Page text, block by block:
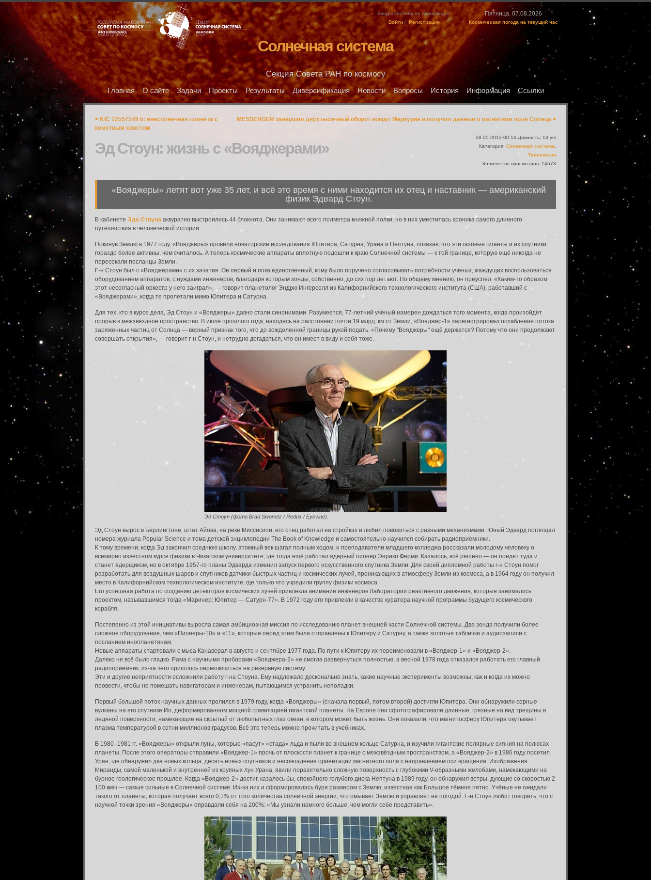
Пятница, 07.08.2026
Космическая погода на текущий час
Вход в систему не произведен
Войти / Регистрация
Солнечная система
Секция Совета РАН по космосу
Главная О сайте Задачи Проекты Результаты Диверсификация Новости Вопросы История Информация Ссылки
MESSENGER завершил двухтысячный оборот вокруг Меркурия и получил данные о магнитном поле Солнца >
< KIC 12557548 b: внесолнечная планета с
кометным хвостом
28.05.2013 00:14 Давность: 13 yrs
Категория: Солнечная система
Технологии
Количество просмотров: 14573
Эд Стоун: жизнь с «Вояджерами»
«Вояджеры» летят вот уже 35 лет, и всё это время с ними находится их отец и наставник — американский
физик Эдвард Стоун.
В кабинете Эда Стоуна аккуратно выстроились 44 блокнота. Они занимают всего полметра книжной полки, но в них уместилась хроника самого длинного
путешествия в человеческой истории.
Покинув Землю в 1977 году, «Вояджеры» провели новаторские исследования Юпитера, Сатурна, Урана и Нептуна, показав, что эти газовые гиганты и их спутники
гораздо более активны, чем считалось. А теперь космические аппараты вплотную подошли к краю Солнечной системы — к той границе, которую ещё никогда не
пересекали посланцы Земли.
Г-н Стоун был с «Вояджерами» с их зачатия. Он первый и пока единственный, кому было поручено согласовывать потребности учёных, жаждущих воспользоваться
оборудованием аппаратов, с нуждами инженеров, благодаря которым зонды, собственно, до сих пор летают. По общему мнению, он преуспел. «Каким-то образом
этот несогласный оркестр у него заиграл», — говорит планетолог Эндрю Ингерсолл из Калифорнийского технологического института (США), работавший с
«Вояджерами», когда те пролетали мимо Юпитера и Сатурна.
Для тех, кто в курсе дела, Эд Стоун и «Вояджеры» давно стали синонимами. Разумеется, 77-летний учёный намерен дождаться того момента, когда произойдёт
прорыв в межзвёздное пространство. В июле прошлого года, находясь на расстоянии почти 19 млрд. км от Земли, «Вояджер-1» зарегистрировал ослабление потока
заряженных частиц от Солнца — верный признак того, что до вожделенной границы рукой подать. «Почему "Вояджеры" ещё держатся? Потому что они продолжают
совершать открытия», — говорит г-н Стоун, и нетрудно догадаться, что он имеет в виду и себя тоже.
Эд Стоун (фото Brad Swonetz / Redux / Eyevine).
Эд Стоун вырос в Бёрлингтоне, штат Айова, на реке Миссисипи; его отец работал на стройках и любил повозиться с разными механизмами. Юный Эдвард поглощал
номера журнала Popular Science и тома детской энциклопедии The Book of Knowledge и самостоятельно научился собирать радиоприёмники.
К тому времени, когда Эд закончил среднюю школу, атомный век шагал полным ходом, и преподаватели младшего колледжа рассказали молодому человеку о
всемирно известном курсе физики в Чикагском университете, где тогда ещё работал ядерный пионер Энрико Ферми. Казалось, всё решено — он поедет туда и
станет ядерщиком, но в октябре 1957-го планы Эдварда изменил запуск первого искусственного спутника Земли. Для своей дипломной работы г-н Стоун помог
разработать для воздушных шаров и спутников датчики быстрых частиц и космических лучей, проникающих в атмосферу Земли из космоса, а в 1964 году он получил
место в Калифорнийском технологическом институте, где только что учредили группу физики космоса.
Его успешная работа по созданию детекторов космических лучей привлекла внимание инженеров Лаборатории реактивного движения, которые занимались
проектом, называвшимся тогда «Маринер: Юпитер — Сатурн-77». В 1972 году его привлекли в качестве куратора научной программы будущего космического
корабля.
Постепенно из этой инициативы выросла самая амбициозная миссия по исследованию планет внешней части Солнечной системы. Два зонда получили более
сложное оборудование, чем «Пионеры-10» и «11», которые перед этим были отправлены к Юпитеру и Сатурну, а также золотые таблички и аудиозаписи с
посланием инопланетянам.
Новые аппараты стартовали с мыса Канаверал в августе и сентябре 1977 года. По пути к Юпитеру их переименовали в «Вояджер-1» и «Вояджер-2».
Далеко не всё было гладко. Рама с научными приборами «Вояджера-2» не смогла развернуться полностью, а весной 1978 года отказался работать его главный
радиоприёмник, из-за чего пришлось переключиться на резервную систему.
Эти и другие неприятности осложнили работу г-на Стоуна. Ему надлежало досконально знать, какие научные эксперименты возможны, как и когда их можно
провести, чтобы не помешать навигаторам и инженерам, пытающимся устранить неполадки.
Первый большой поток научных данных пролился в 1979 году, когда «Вояджеры» (сначала первый, потом второй) достигли Юпитера. Они обнаружили серные
вулканы на его спутнике Ио, деформированном мощной гравитацией гигантской планеты. На Европе они сфотографировали длинные, грязные на вид трещины в
ледяной поверхности, намекающие на скрытый от любопытных глаз океан, в котором может быть жизнь. Они показали, что магнитосферу Юпитера окутывает
плазма температурой в сотни миллионов градусов. Всё это теперь можно прочитать в учебниках.
В 1980–1981 гг. «Вояджеры» открыли луны, которые «пасут» «стада» льда и пыли во внешнем кольце Сатурна, и изучили гигантские полярные сияния на полюсах
планеты. После этого операторы отправили «Вояджер-1» прочь от плоскости планет к границе с межзвёздным пространством, а «Вояджер-2» в 1986 году посетил
Уран, где обнаружил два новых кольца, десять новых спутников и несовпадение ориентации магнитного поля с направлением оси вращения. Изображения
Миранды, самой маленькой и внутренней из крупных лун Урана, явили поразительно сложную поверхность с глубокими V-образными желобами, намекающими на
бурное геологическое прошлое. Когда «Вояджер-2» достиг, казалось бы, спокойного голубого диска Нептуна в 1989 году, он обнаружил ветры, дующие со скоростью 2
100 км/ч — самые сильные в Солнечной системе. Из-за них и сформировалась буря размером с Землю, известная как Большое тёмное пятно. Учёные не ожидали
такого от планеты, которая получает всего 0,1% от того количества солнечной энергии, что омывает Землю и управляет её погодой. Г-н Стоун любит говорить, что с
научной точки зрения «Вояджеры» оправдали себя на 200%: «Мы узнали намного больше, чем могли себе представить».